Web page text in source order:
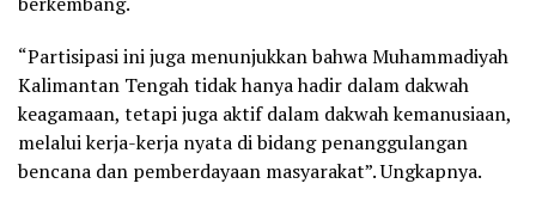
“Partisipasi ini juga menunjukkan bahwa Muhammadiyah
Kalimantan Tengah tidak hanya hadir dalam dakwah
keagamaan, tetapi juga aktif dalam dakwah kemanusiaan,
melalui kerja-kerja nyata di bidang penanggulangan
bencana dan pemberdayaan masyarakat”. Ungkapnya.